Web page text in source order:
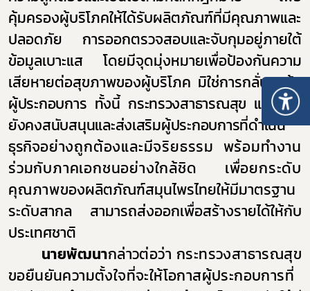
คุ้มครองผู้บริโภคให้ได้รับผลิตภัณฑ์ที่มีคุณภาพและ
ปลอดภัย การออกตรวจสอบและจับกุมอยู่ภายใต้
ข้อมูลเบาะแส โดยมีจุดมุ่งหมายเพื่อป้องกันความ
เสียหายต่อสุขภาพของผู้บริโภค มิใช่การกลั่นแกล้ง
ผู้ประกอบการ ทั้งนี้ กระทรวงสาธารณสุข และ อย.
ยังคงสนับสนุนและส่งเสริมผู้ประกอบการที่ดำเนิน
ธุรกิจอย่างถูกต้องและมีจริยธรรม พร้อมทำงาน
ร่วมกับภาคเอกชนอย่างใกล้ชิด เพื่อยกระดับ
คุณภาพของผลิตภัณฑ์สมุนไพรไทยให้มีมาตรฐาน
ระดับสากล สามารถส่งออกเพื่อสร้างรายได้ให้กับ
ประเทศชาติ
นายพัฒนากล่าวต่อว่า กระทรวงสาธารณสุข
ขอยืนยันความตั้งใจที่จะให้โอกาสผู้ประกอบการที่